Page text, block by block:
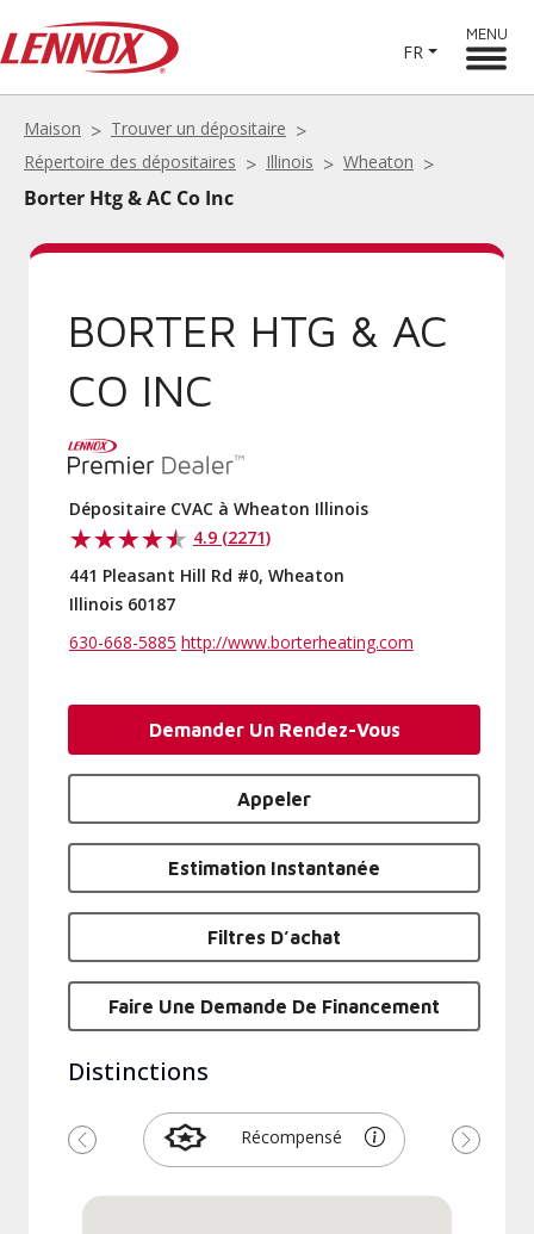
FR
MENU
Maison
Trouver un dépositaire
Répertoire des dépositaires
Illinois Wheaton
Borter Htg & AC Co Inc
BORTER HTG & AC
CO INC
Dépositaire CVAC à Wheaton Illinois
4.9 (2271)
441 Pleasant Hill Rd #0, Wheaton
Illinois 60187
630-668-5885 http://www.borterheating.com
Demander Un Rendez-Vous
Appeler
Estimation Instantanée
Filtres D’achat
Faire Une Demande De Financement
Distinctions
Récompensé
Précédent Suivant